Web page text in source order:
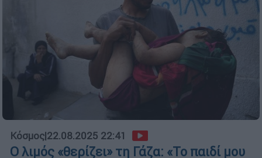
Κόσμος|22.08.2025 22:41
Ο λιμός «θερίζει» τη Γάζα: «Το παιδί μου